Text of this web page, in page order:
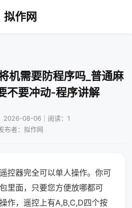
拟作网
机需要防程序吗_普通麻
不要冲动-程序讲解
2026-08-06｜阅读：1
布者：拟作网
控器完全可以单人操作。你可
里面，只要您方便放哪都可
作，遥控上有A,B,C,D四个按